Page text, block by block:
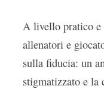
A livello pratico e
allenatori e
sulla fiducia: un
stigmatizzato e la